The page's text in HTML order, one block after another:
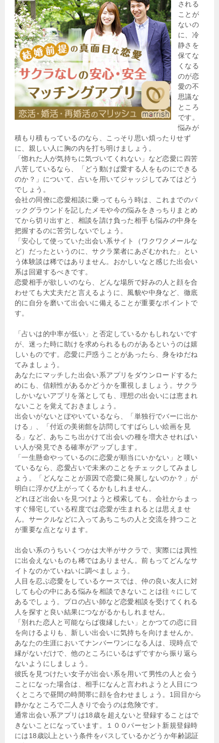
される
ことが
ないの
に、冷
静さを
保てな
くなる
のが恋
愛の不
思議な
ところ
です。
悩みが
積もり積もっているのなら、こっそり思い煩ったりせず
に、親しい人に胸の内を打ち明けましょう。
「惚れた人が気持ちに気づいてくれない」など恋愛に四苦
八苦しているなら、「どう動けば愛する人をものにできる
のか？」について、占いを用いてジャッジしてみてはどう
でしょう。
会社の同僚に恋愛相談に乗ってもらう時は、これまでのバ
ックグラウンドを記したメモや今の悩みをきっちりまとめ
てから切り出すと、相談を請け負った相手も悩みの中身を
把握するのに苦労しないでしょう。
「安心して使っていた出会い系サイト（ワクワクメールな
ど）だったというのに、サクラ業者にあざむかれた」とい
う体験談は稀ではありません。おかしいなと感じた出会い
系は回避するべきです。
恋愛相手が欲しいのなら、どんな場所で好みの人と顔を合
わせても大丈夫だと言えるように、風貌や中身など、徹底
的に自分を磨いて出会いに備えることが重要なポイントで
す。
「占いは的中率が低い」と否定しているかもしれないです
が、迷った時に助けを求められるものがあるというのは嬉
しいものです。恋愛に戸惑うことがあったら、身をゆだね
てみましょう。
あなたにマッチした出会い系アプリをダウンロードするた
めにも、信頼性があるかどうかを重視しましょう。サクラ
しかいないアプリを落としても、理想の出会いには恵まれ
ないことを覚えておきましょう。
出会いがないとぼやいているなら、「単独行でバーに出か
ける」、「付近の美術館を訪問してすばらしい絵画を見
る」など、あちこち出かけて出会いの種を増大させればい
い人が発見できる確率がアップします。
「一生懸命やっているのに恋愛が順当にいかない」と嘆い
ているなら、恋愛占いで未来のことをチェックしてみまし
ょう。「どんなことが原因で恋愛に発展しないのか？」が
明白に浮かび上がってくるかもしれません。
どれほど出会いを見つけようと模索しても、会社からまっ
すぐ帰宅している程度では恋愛が生まれるとは思えませ
ん。サークルなどに入ってあちこちの人と交流を持つこと
が重要な点となります。
出会い系のうちいくつかは大半がサクラで、実際には異性
に出会えないものも稀ではありません。前もってどんなサ
イトなのかていねいに調べましょう。
人目を忍ぶ恋愛をしているケースでは、仲の良い友人に対
しても心の中にある悩みを相談できないことは往々にして
あるでしょう。プロの占い師など恋愛相談を受けてくれる
人を探すと良い結果につながるかもしれません。
「別れた恋人と可能ならば復縁したい」とかつての恋に目
を向けるよりも、新しい出会いに気持ちを向けませんか。
あなたの生涯においてナンバーワンになる人は、現時点で
縁がないだけで、他のところにいるはずですから振り返ら
ないようにしましょう。
彼氏を見つけたい女子が出会い系を用いて男性の人と会う
ことになった場合は、相手になんと言われようと人目につ
くところで昼間の時間帯に顔を合わせましょう。1回目から
静かなところで二人きりで会うのは危険です。
通常出会い系アプリは18歳を超えないと登録することはで
きないことになっています。１００パーセント新規登録時
には18歳以上という条件をパスしているかどうか年齢認証